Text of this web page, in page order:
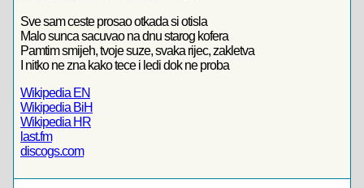
Sve sam ceste prosao otkada si otisla
Malo sunca sacuvao na dnu starog kofera
Pamtim smijeh, tvoje suze, svaka rijec, zakletva
I nitko ne zna kako tece i ledi dok ne proba
Wikipedia EN
Wikipedia BiH
Wikipedia HR
last.fm
discogs.com